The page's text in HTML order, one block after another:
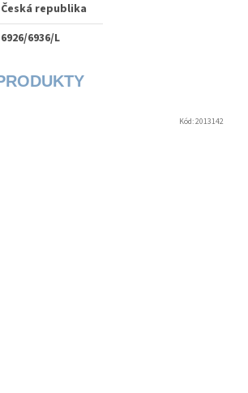
Česká republika
6926/6936/L
Kód:2013142